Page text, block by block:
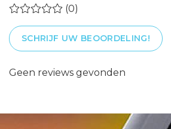
(0)
SCHRIJF UW BEOORDELING!
Geen reviews gevonden